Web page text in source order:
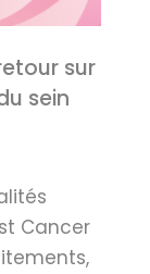
sur
sein
Cancer